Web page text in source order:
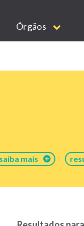
Órgãos
saiba mais